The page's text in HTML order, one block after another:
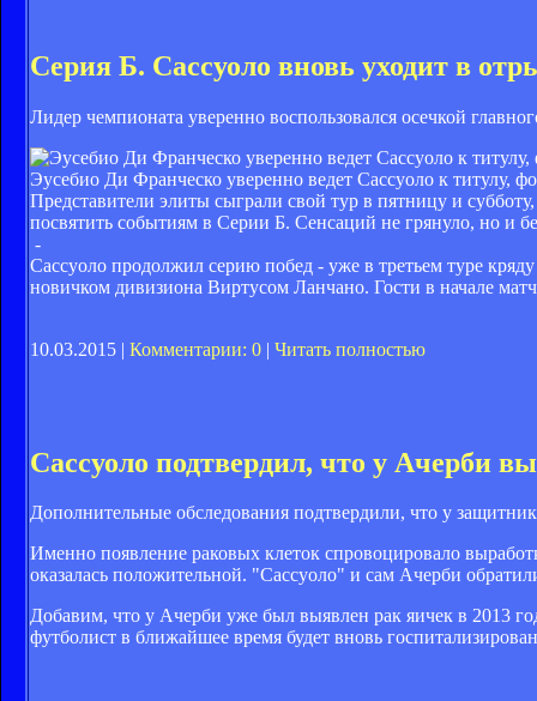
Серия Б. Сассуоло вновь уходит в
Лидер чемпионата уверенно воспользовался осечкой
Эусебио Ди Франческо уверенно ведет Сассуоло к титулу,
Представители элиты сыграли свой тур в пятницу и
посвятить событиям в Серии Б. Сенсаций не грянуло, но и
-
Сассуоло продолжил серию побед - уже в третьем туре
новичком дивизиона Виртусом Ланчано. Гости в начале
10.03.2015 | Комментарии: 0 | Читать полностью
Сассуоло подтвердил, что у Ачерби
Дополнительные обследования подтвердили, что у
Именно появление раковых клеток спровоцировало
оказалась положительной. "Сассуоло" и сам Ачерби
Добавим, что у Ачерби уже был выявлен рак яичек в 2013
футболист в ближайшее время будет вновь